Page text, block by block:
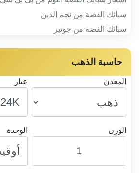
سبائك الفضة من نجم الدين
سبائك الفضة من جونير
حاسبة الذهب
المعدن عيار
الوزن الوحدة